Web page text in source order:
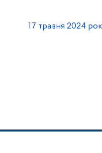
17 травня 2024